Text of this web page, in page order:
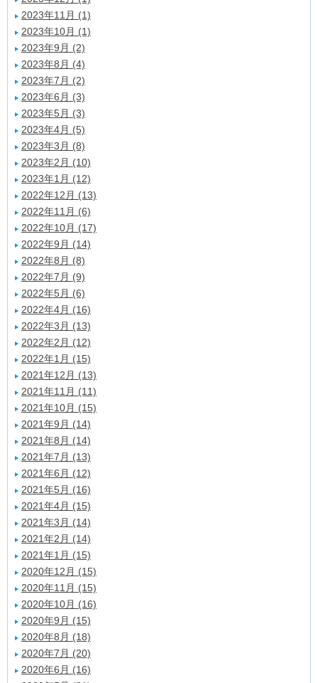
2023年11月 (1)
2023年10月 (1)
2023年9月 (2)
2023年8月 (4)
2023年7月 (2)
2023年6月 (3)
2023年5月 (3)
2023年4月 (5)
2023年3月 (8)
2023年2月 (10)
2023年1月 (12)
2022年12月 (13)
2022年11月 (6)
2022年10月 (17)
2022年9月 (14)
2022年8月 (8)
2022年7月 (9)
2022年5月 (6)
2022年4月 (16)
2022年3月 (13)
2022年2月 (12)
2022年1月 (15)
2021年12月 (13)
2021年11月 (11)
2021年10月 (15)
2021年9月 (14)
2021年8月 (14)
2021年7月 (13)
2021年6月 (12)
2021年5月 (16)
2021年4月 (15)
2021年3月 (14)
2021年2月 (14)
2021年1月 (15)
2020年12月 (15)
2020年11月 (15)
2020年10月 (16)
2020年9月 (15)
2020年8月 (18)
2020年7月 (20)
2020年6月 (16)